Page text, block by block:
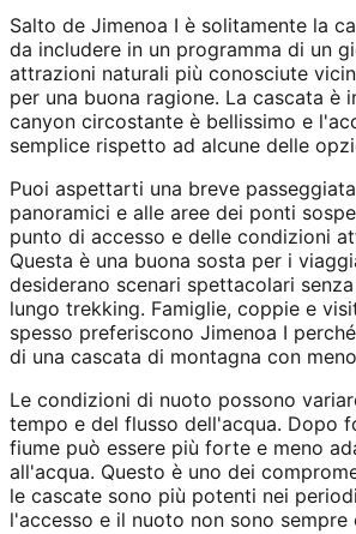
Salto de Jimenoa I è solitamente la
da includere in un programma di un
attrazioni naturali più conosciute
per una buona ragione. La cascata è
canyon circostante è bellissimo e
semplice rispetto ad alcune delle
Puoi aspettarti una breve
panoramici e alle aree dei ponti
punto di accesso e delle condizioni
Questa è una buona sosta per i
desiderano scenari spettacolari
lungo trekking. Famiglie, coppie e
spesso preferiscono Jimenoa I
di una cascata di montagna con
Le condizioni di nuoto possono
tempo e del flusso dell'acqua. Dopo
fiume può essere più forte e meno
all'acqua. Questo è uno dei
le cascate sono più potenti nei
l'accesso e il nuoto non sono sempre